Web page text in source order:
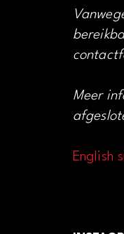
Meer
English